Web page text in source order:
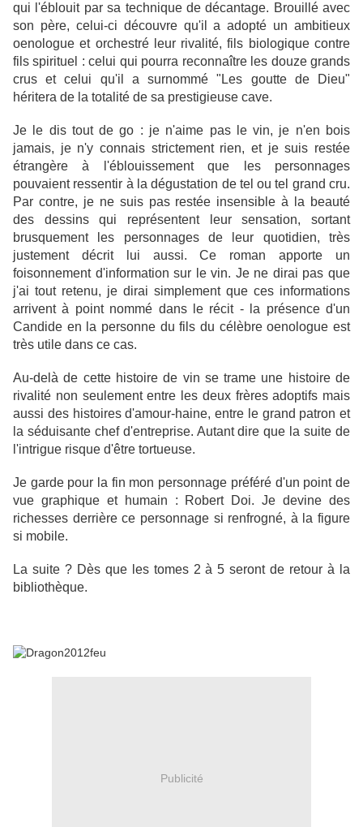
qui l'éblouit par sa technique de décantage. Brouillé avec
son père, celui-ci découvre qu'il a adopté un ambitieux
oenologue et orchestré leur rivalité, fils biologique contre
fils spirituel : celui qui pourra reconnaître les douze grands
crus et celui qu'il a surnommé "Les goutte de Dieu"
héritera de la totalité de sa prestigieuse cave.
Je le dis tout de go : je n'aime pas le vin, je n'en bois
jamais, je n'y connais strictement rien, et je suis restée
étrangère à l'éblouissement que les personnages
pouvaient ressentir à la dégustation de tel ou tel grand cru.
Par contre, je ne suis pas restée insensible à la beauté
des dessins qui représentent leur sensation, sortant
brusquement les personnages de leur quotidien, très
justement décrit lui aussi. Ce roman apporte un
foisonnement d'information sur le vin. Je ne dirai pas que
j'ai tout retenu, je dirai simplement que ces informations
arrivent à point nommé dans le récit - la présence d'un
Candide en la personne du fils du célèbre oenologue est
très utile dans ce cas.
Au-delà de cette histoire de vin se trame une histoire de
rivalité non seulement entre les deux frères adoptifs mais
aussi des histoires d'amour-haine, entre le grand patron et
la séduisante chef d'entreprise. Autant dire que la suite de
l'intrigue risque d'être tortueuse.
Je garde pour la fin mon personnage préféré d'un point de
vue graphique et humain : Robert Doi. Je devine des
richesses derrière ce personnage si renfrogné, à la figure
si mobile.
La suite ? Dès que les tomes 2 à 5 seront de retour à la
bibliothèque.
Publicité